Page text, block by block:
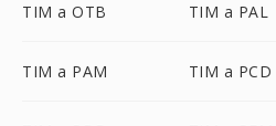
TIM a OTB TIM a PAL
TIM a PAM TIM a PCD